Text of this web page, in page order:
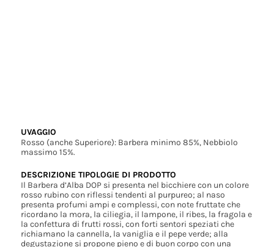
UVAGGIO
Rosso (anche Superiore): Barbera minimo 85%, Nebbiolo
massimo 15%.
DESCRIZIONE TIPOLOGIE DI PRODOTTO
Il Barbera d’Alba DOP si presenta nel bicchiere con un colore
rosso rubino con riflessi tendenti al purpureo; al naso
presenta profumi ampi e complessi, con note fruttate che
ricordano la mora, la ciliegia, il lampone, il ribes, la fragola e
la confettura di frutti rossi, con forti sentori speziati che
richiamano la cannella, la vaniglia e il pepe verde; alla
degustazione si propone pieno e di buon corpo con una